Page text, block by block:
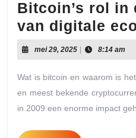
Bitcoin’s rol in
van digitale
mei 29, 2025mei
29,
8:14 am
Wat is bitcoin en waarom is
en meest bekende
in 2009 een enorme impact